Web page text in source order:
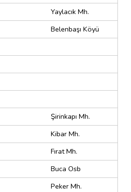
Yaylacık Mh.
Belenbaşı Köyü
Şirinkapı Mh.
Kibar Mh.
Fırat Mh.
Buca Osb
Peker Mh.